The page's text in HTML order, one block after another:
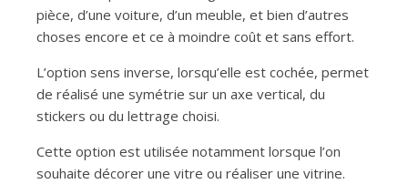
pièce, d’une voiture, d’un meuble, et bien d’autres
choses encore et ce à moindre coût et sans effort.
L’option sens inverse, lorsqu’elle est cochée, permet
de réalisé une symétrie sur un axe vertical, du
stickers ou du lettrage choisi.
Cette option est utilisée notamment lorsque l’on
souhaite décorer une vitre ou réaliser une vitrine.